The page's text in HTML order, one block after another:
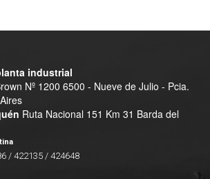
industrial
Nº 1200 6500 - Nueve de Julio - Pcia.
Ruta Nacional 151 Km 31 Barda del
/ 422135 / 424648